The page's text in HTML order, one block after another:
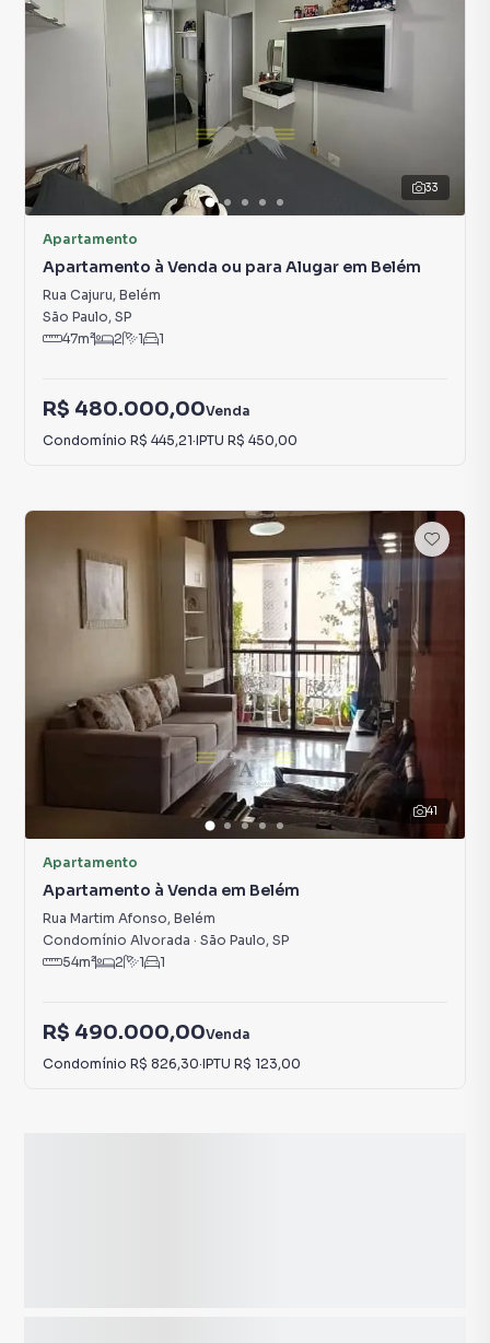
33
Apartamento
Apartamento à Venda ou para Alugar em Belém
Rua Cajuru, Belém
São Paulo, SP
47m² 2 1 1
R$ 480.000,00Venda
Condomínio R$ 445,21·IPTU R$ 450,00
41
Apartamento
Apartamento à Venda em Belém
Rua Martim Afonso, Belém
Condomínio Alvorada · São Paulo, SP
54m² 2 1 1
R$ 490.000,00Venda
Condomínio R$ 826,30·IPTU R$ 123,00